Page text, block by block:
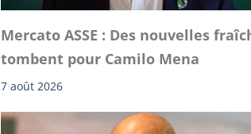
Mercato ASSE : Des nouvelles
tombent pour Camilo Mena
7 août 2026